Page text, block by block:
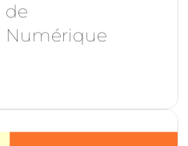
de
Numérique